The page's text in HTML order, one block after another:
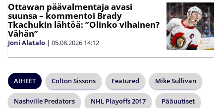
Ottawan päävalmentaja avasi
suunsa – kommentoi Brady
Tkachukin lähtöä: ”Olinko vihainen?
Vähän”
Joni Alatalo | 05.08.2026 14:12
AIHEET Colton Sissons Featured Mike Sullivan
Nashville Predators NHL Playoffs 2017 Pääuutiset